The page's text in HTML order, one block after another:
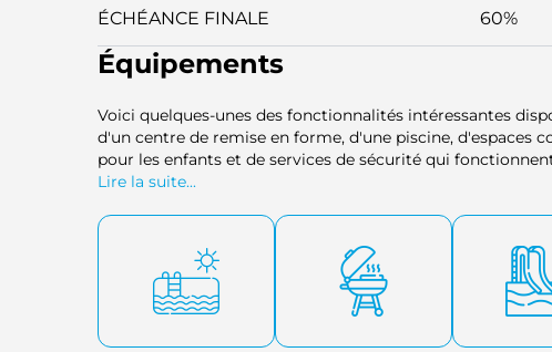
ÉCHÉANCE FINALE 60%
Équipements
Voici quelques-unes des fonctionnalités intéressantes
d'un centre de remise en forme, d'une piscine, d'espaces
pour les enfants et de services de sécurité qui
Lire la suite...